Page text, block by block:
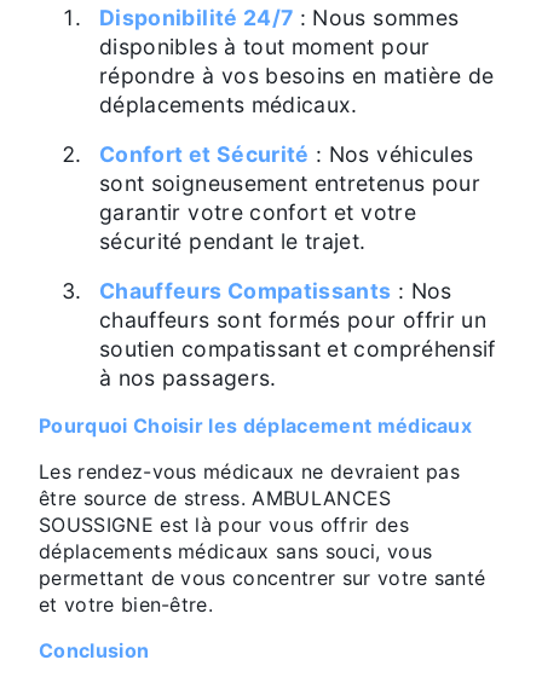
Disponibilité 24/7 : Nous sommes
disponibles à tout moment pour
répondre à vos besoins en matière de
déplacements médicaux.
Confort et Sécurité : Nos véhicules
sont soigneusement entretenus pour
garantir votre confort et votre
sécurité pendant le trajet.
Chauffeurs Compatissants : Nos
chauffeurs sont formés pour offrir un
soutien compatissant et compréhensif
à nos passagers.
Pourquoi Choisir les déplacement médicaux
Les rendez-vous médicaux ne devraient pas
être source de stress. AMBULANCES
SOUSSIGNE est là pour vous offrir des
déplacements médicaux sans souci, vous
permettant de vous concentrer sur votre santé
et votre bien-être.
Conclusion